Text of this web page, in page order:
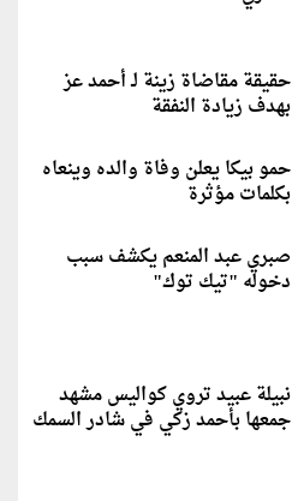
حقيقة مقاضاة زينة لـ أحمد عز
بهدف زيادة النفقة
حمو بيكا يعلن وفاة والده وينعاه
بكلمات مؤثرة
صبري عبد المنعم يكشف سبب
دخوله "تيك توك"
نبيلة عبيد تروي كواليس مشهد
جمعها بأحمد زكي في شادر السمك